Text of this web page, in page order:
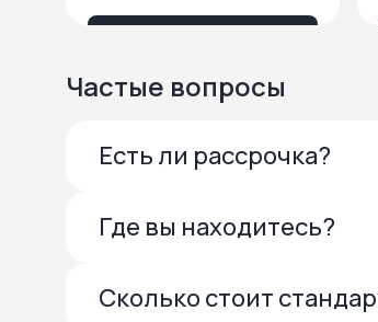
Частые вопросы
Есть ли рассрочка?
Где вы находитесь?
Сколько стоит